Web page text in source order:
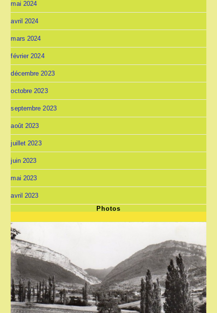
mai 2024
avril 2024
mars 2024
février 2024
décembre 2023
octobre 2023
septembre 2023
août 2023
juillet 2023
juin 2023
mai 2023
avril 2023
Photos